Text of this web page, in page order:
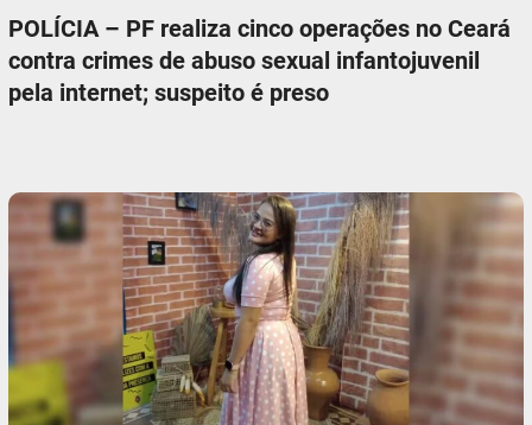
POLÍCIA – PF realiza cinco operações no Ceará
contra crimes de abuso sexual infantojuvenil
pela internet; suspeito é preso